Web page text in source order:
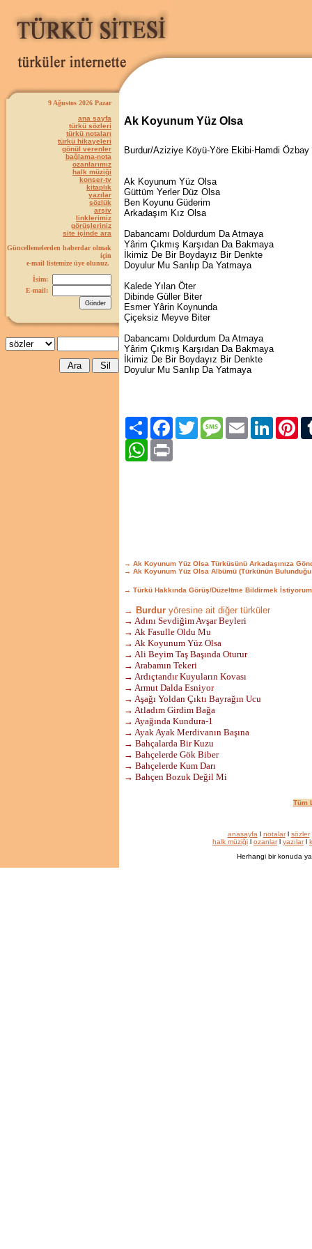
9 Ağustos 2026 Pazar
ana sayfa
türkü sözleri
türkü notaları
türkü hikayeleri
gönül verenler
bağlama-nota
ozanlarımız
halk müziği
konser-tv
kitaplık
yazılar
sözlük
arşiv
linklerimiz
görüşleriniz
site içinde ara
Güncellemelerden haberdar olmak
için
e-mail listemize üye olunuz.
İsim:
E-mail:
Ak Koyunum Yüz Olsa
Burdur/Aziziye Köyü-Yöre Ekibi-Hamdi Özbay
Ak Koyunum Yüz Olsa
Güttüm Yerler Düz Olsa
Ben Koyunu Güderim
Arkadaşım Kız Olsa
Dabancamı Doldurdum Da Atmaya
Yârim Çıkmış Karşıdan Da Bakmaya
İkimiz De Bir Boydayız Bir Denkte
Doyulur Mu Sarılıp Da Yatmaya
Kalede Yılan Öter
Dibinde Güller Biter
Esmer Yârin Koynunda
Çiçeksiz Meyve Biter
Dabancamı Doldurdum Da Atmaya
Yârim Çıkmış Karşıdan Da Bakmaya
İkimiz De Bir Boydayız Bir Denkte
Doyulur Mu Sarılıp Da Yatmaya
Paylaş FacebookTwitter Message Email LinkedIn
WhatsApp
→ Ak Koyunum Yüz Olsa Türküsünü Arkadaşınıza
→ Ak Koyunum Yüz Olsa Albümü (Türkünün
→ Türkü Hakkında Görüş/Düzeltme Bildirmek İstiyorum
→ Burdur yöresine ait diğer türküler
→ Adını Sevdiğim Avşar Beyleri
→ Ak Fasulle Oldu Mu
→ Ak Koyunum Yüz Olsa
→ Ali Beyim Taş Başında Oturur
→ Arabamın Tekeri
→ Ardıçtandır Kuyuların Kovası
→ Armut Dalda Esniyor
→ Aşağı Yoldan Çıktı Bayrağın Ucu
→ Atladım Girdim Bağa
→ Ayağında Kundura-1
→ Ayak Ayak Merdivanın Başına
→ Bahçalarda Bir Kuzu
→ Bahçelerde Gök Biber
→ Bahçelerde Kum Darı
→ Bahçen Bozuk Değil Mi
Tüm
anasayfa l notalarl sözler
halk müziği l ozanlarl yazılarl
Herhangi bir konuda